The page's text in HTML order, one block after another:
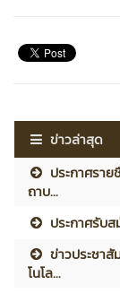
ข่าวล่าสุด
ประกาศรา
ถาบ...
ประกาศรับ
ข่าวประชา
โนโล...